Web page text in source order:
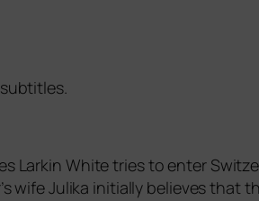
Larkin White tri­es to enter
wife Julika initi­al­ly belie­ves that